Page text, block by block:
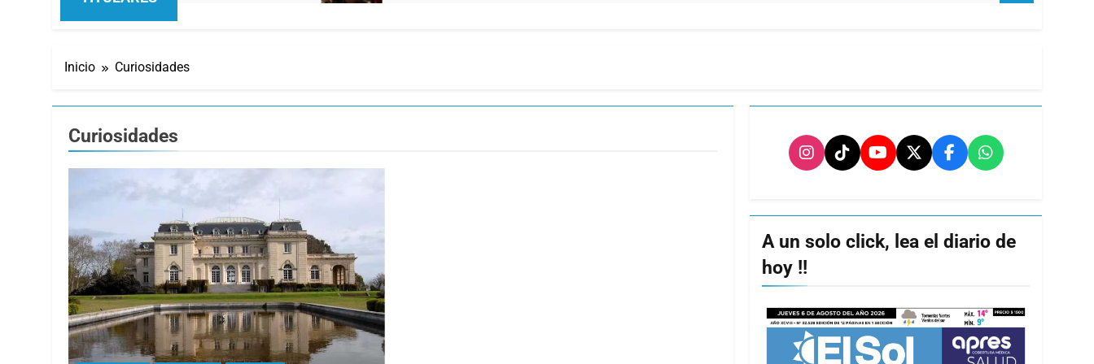
Inicio Curiosidades
Curiosidades
A un solo click, lea el diario de
hoy !!